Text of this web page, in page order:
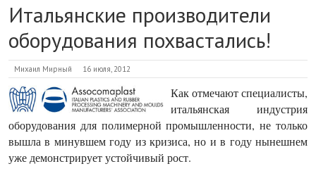
Итальянские производители
оборудования похвастались!
Михаил Мирный 16 июля, 2012
Как отмечают специалисты,
итальянская индустрия
оборудования для полимерной промышленности, не только
вышла в минувшем году из кризиса, но и в году нынешнем
уже демонстрирует устойчивый рост.